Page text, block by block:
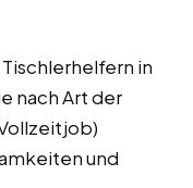
in
nach Art der
und